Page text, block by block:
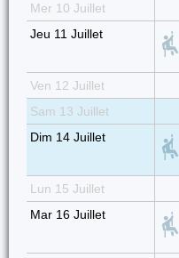
Mer 10 Juillet
Jeu 11 Juillet
Ven 12 Juillet
Sam 13 Juillet
Dim 14 Juillet
Lun 15 Juillet
Mar 16 Juillet